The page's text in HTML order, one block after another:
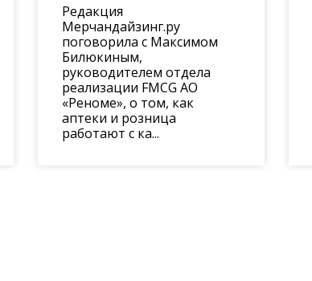
Редакция
Мерчандайзинг.ру
поговорила с Максимом
Билюкиным,
руководителем отдела
реализации FMCG АО
«Реноме», о том, как
аптеки и розница
работают с ка...